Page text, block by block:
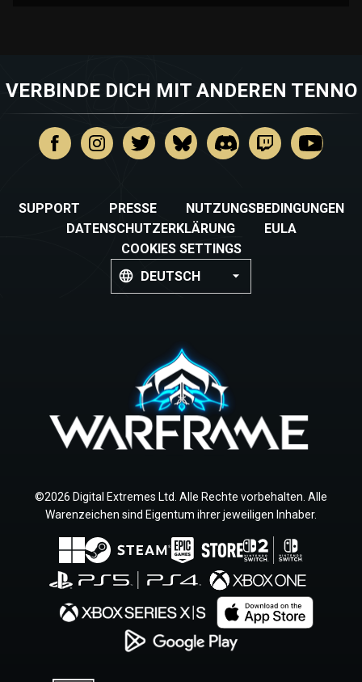
VERBINDE DICH MIT ANDEREN TENNO
SUPPORT PRESSE
NUTZUNGSBEDINGUNGEN
DATENSCHUTZERKLÄRUNG
EULA
COOKIES SETTINGS
DEUTSCH
©2026 Digital Extremes Ltd. Alle Rechte vorbehalten. Alle
Warenzeichen sind Eigentum ihrer jeweiligen Inhaber.